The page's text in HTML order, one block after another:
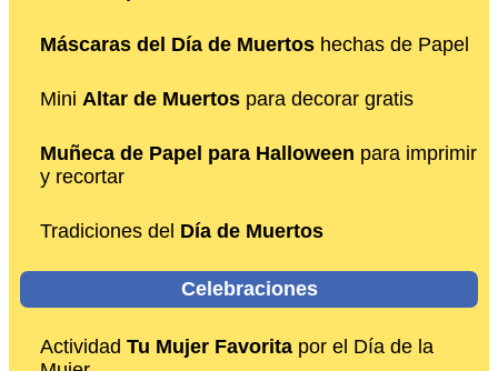
Máscaras del Día de Muertos hechas de Papel
Mini Altar de Muertos para decorar gratis
Muñeca de Papel para Halloween para imprimir
y recortar
Tradiciones del Día de Muertos
Celebraciones
Actividad Tu Mujer Favorita por el Día de la